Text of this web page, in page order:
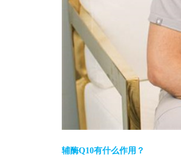
辅酶Q10有什么作用？